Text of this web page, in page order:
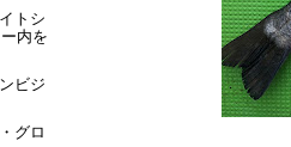
トシ
内を
ビジ
グロ